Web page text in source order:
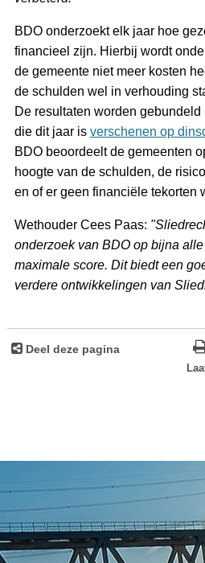
BDO onderzoekt elk jaar hoe
financieel zijn. Hierbij wordt
de gemeente niet meer kosten
de schulden wel in verhouding
De resultaten worden
die dit jaar is verschenen op
BDO beoordeelt de gemeenten
hoogte van de schulden, de
en of er geen financiële tekorten
Wethouder Cees Paas:
onderzoek van BDO op bijna
maximale score. Dit biedt een
verdere ontwikkelingen van
Deel deze pagina